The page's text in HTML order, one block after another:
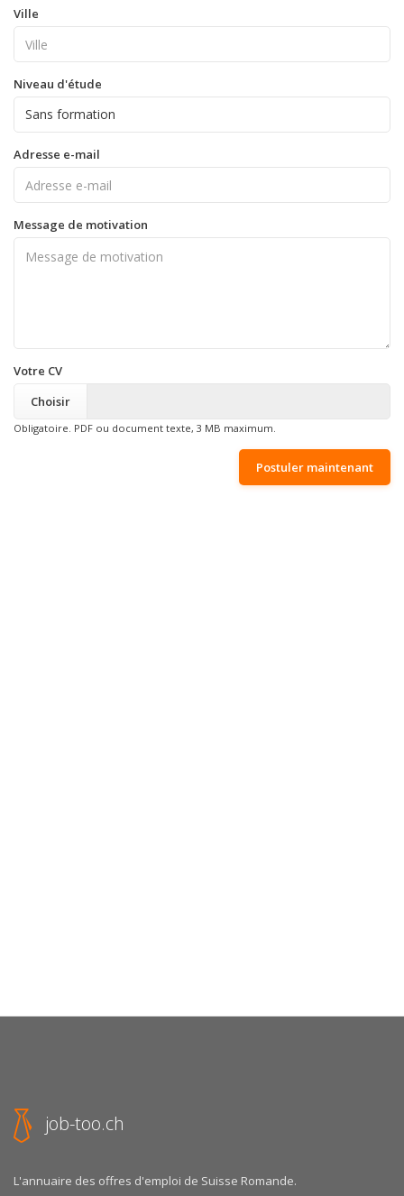
Ville
Niveau d'étude
Adresse e-mail
Message de motivation
Votre CV
Choisir
Obligatoire. PDF ou document texte, 3 MB maximum.
Postuler maintenant
job-too.ch
L'annuaire des offres d'emploi de Suisse Romande.